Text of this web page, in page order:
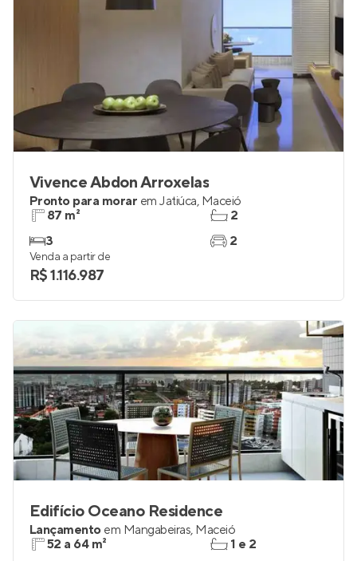
Vivence Abdon Arroxelas
Pronto para morar em Jatiúca, Maceió
87 m²
3
2
2
Venda a partir de
R$ 1.116.987
Edifício Oceano Residence
Lançamento em Mangabeiras, Maceió
52 a 64 m²
1 e 2